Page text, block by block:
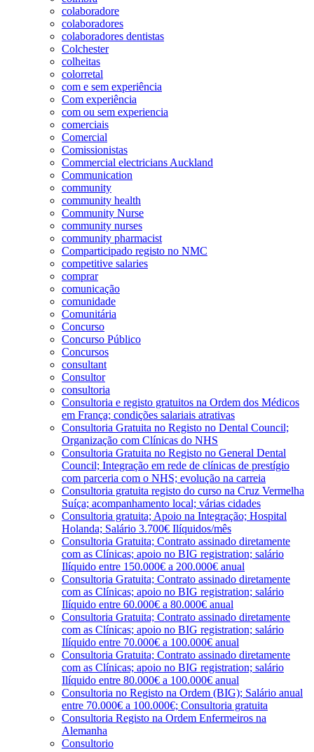
colaboradore
colaboradores
colaboradores dentistas
Colchester
colheitas
colorretal
com e sem experiência
Com experiência
com ou sem experiencia
comerciais
Comercial
Comissionistas
Commercial electricians Auckland
Communication
community
community health
Community Nurse
community nurses
community pharmacist
Comparticipado registo no NMC
competitive salaries
comprar
comunicação
comunidade
Comunitária
Concurso
Concurso Público
Concursos
consultant
Consultor
consultoria
Consultoria e registo gratuitos na Ordem dos Médicos
em França; condições salariais atrativas
Consultoria Gratuita no Registo no Dental Council;
Organização com Clínicas do NHS
Consultoria Gratuita no Registo no General Dental
Council; Integração em rede de clínicas de prestígio
com parceria com o NHS; evolução na carreia
Consultoria gratuita registo do curso na Cruz Vermelha
Suíça; acompanhamento local; várias cidades
Consultoria gratuita; Apoio na Integração; Hospital
Holanda; Salário 3.700€ Ilíquidos/mês
Consultoria Gratuita; Contrato assinado diretamente
com as Clínicas; apoio no BIG registration; salário
Ilíquido entre 150.000€ a 200.000€ anual
Consultoria Gratuita; Contrato assinado diretamente
com as Clínicas; apoio no BIG registration; salário
Ilíquido entre 60.000€ a 80.000€ anual
Consultoria Gratuita; Contrato assinado diretamente
com as Clínicas; apoio no BIG registration; salário
Ilíquido entre 70.000€ a 100.000€ anual
Consultoria Gratuita; Contrato assinado diretamente
com as Clínicas; apoio no BIG registration; salário
Ilíquido entre 80.000€ a 100.000€ anual
Consultoria no Registo na Ordem (BIG); Salário anual
entre 70.000€ a 100.000€; Consultoria gratuita
Consultoria Registo na Ordem Enfermeiros na
Alemanha
Consultorio